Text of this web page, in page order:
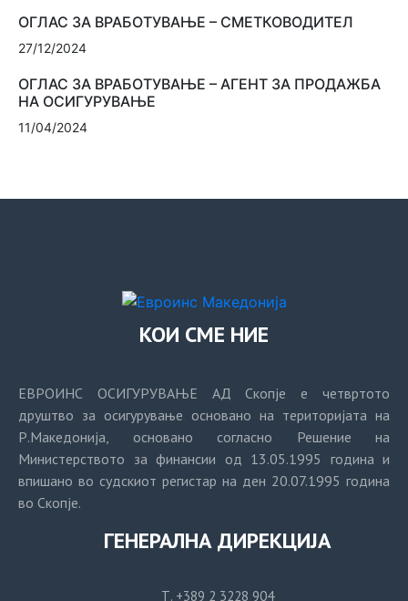
ОГЛАС ЗА ВРАБОТУВАЊЕ – СМЕТКОВОДИТЕЛ
27/12/2024
ОГЛАС ЗА ВРАБОТУВАЊЕ – АГЕНТ ЗА ПРОДАЖБА
НА ОСИГУРУВАЊЕ
11/04/2024
КОИ СМЕ НИЕ
ЕВРОИНС ОСИГУРУВАЊЕ АД Скопје е четвртото
друштво за осигурување основано на територијата на
Р.Македонија, основано согласно Решение на
Министерството за финансии од 13.05.1995 година и
впишано во судскиот регистар на ден 20.07.1995 година
во Скопје.
ГЕНЕРАЛНА ДИРЕКЦИЈА
Т. +389 2 3228 904